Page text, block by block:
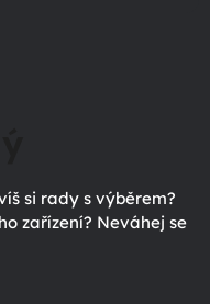
si rady s výběrem?
zařízení? Neváhej se